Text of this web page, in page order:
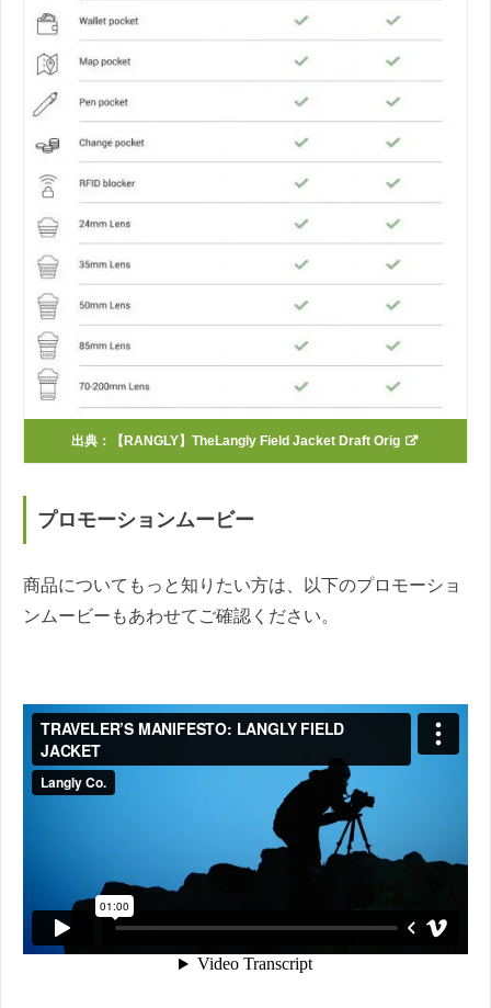
出典： 【RANGLY】TheLangly Field Jacket Draft Orig
プロモーションムービー
商品についてもっと知りたい方は、以下のプロモーショ
ンムービーもあわせてご確認ください。